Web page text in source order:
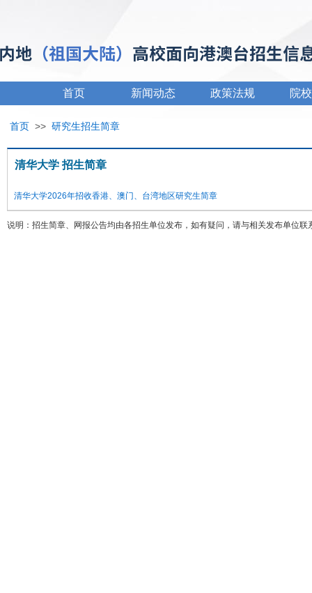
首页 新闻动态 政策法规 院
首页 >> 研究生招生简章
清华大学 招生简章
清华大学2026年招收香港、澳门、台湾地区研究生简章
说明：招生简章、网报公告均由各招生单位发布，如有疑问，请与相关发布单位